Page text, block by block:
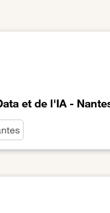
et de l'IA -
la Data et de l'IA -